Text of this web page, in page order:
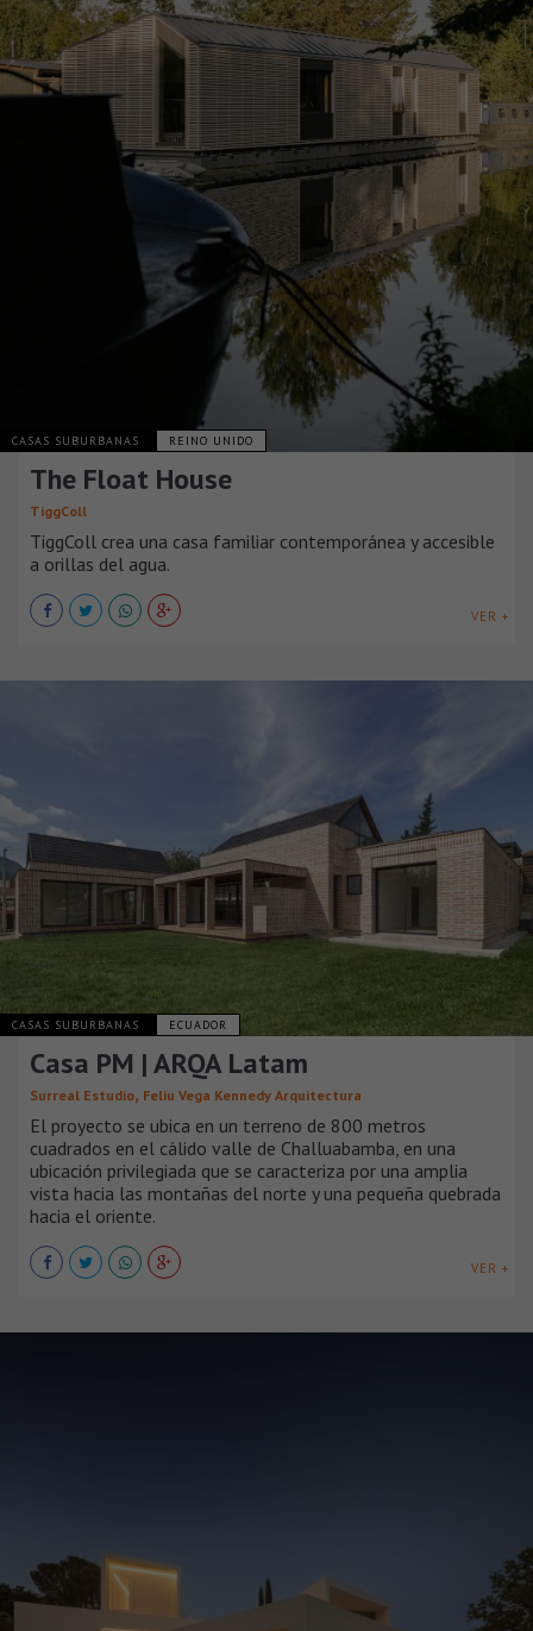
CASAS SUBURBANAS REINO UNIDO
The Float House
TiggColl
TiggColl crea una casa familiar contemporánea y accesible
a orillas del agua.
VER +
CASAS SUBURBANAS ECUADOR
Casa PM | ARQA Latam
Surreal Estudio, Feliu Vega Kennedy Arquitectura
El proyecto se ubica en un terreno de 800 metros
cuadrados en el cálido valle de Challuabamba, en una
ubicación privilegiada que se caracteriza por una amplia
vista hacia las montañas del norte y una pequeña quebrada
hacia el oriente.
VER +